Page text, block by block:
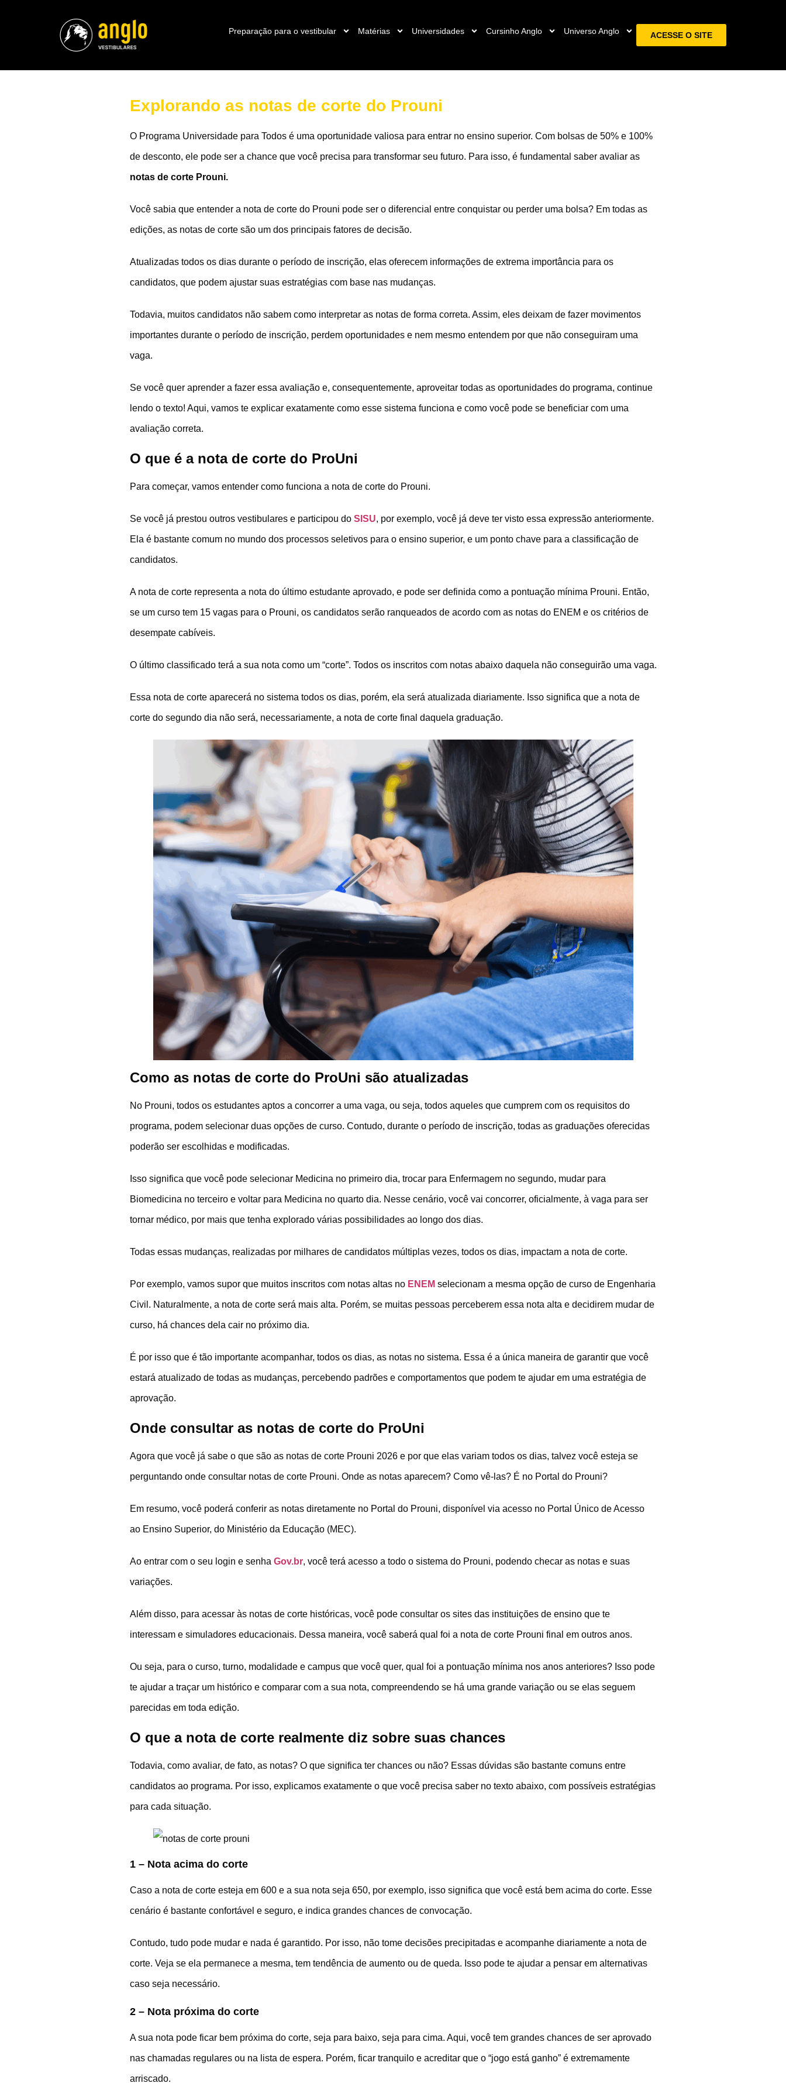
Preparação para o vestibular Matérias Universidades Cursinho Anglo Universo Anglo ACESSE O SITE
Explorando as notas de corte do Prouni
O Programa Universidade para Todos é uma oportunidade valiosa para entrar no ensino superior. Com bolsas de 50% e 100%
de desconto, ele pode ser a chance que você precisa para transformar seu futuro. Para isso, é fundamental saber avaliar as
notas de corte Prouni.
Você sabia que entender a nota de corte do Prouni pode ser o diferencial entre conquistar ou perder uma bolsa? Em todas as
edições, as notas de corte são um dos principais fatores de decisão.
Atualizadas todos os dias durante o período de inscrição, elas oferecem informações de extrema importância para os
candidatos, que podem ajustar suas estratégias com base nas mudanças.
Todavia, muitos candidatos não sabem como interpretar as notas de forma correta. Assim, eles deixam de fazer movimentos
importantes durante o período de inscrição, perdem oportunidades e nem mesmo entendem por que não conseguiram uma
vaga.
Se você quer aprender a fazer essa avaliação e, consequentemente, aproveitar todas as oportunidades do programa, continue
lendo o texto! Aqui, vamos te explicar exatamente como esse sistema funciona e como você pode se beneficiar com uma
avaliação correta.
O que é a nota de corte do ProUni
Para começar, vamos entender como funciona a nota de corte do Prouni.
Se você já prestou outros vestibulares e participou do SISU, por exemplo, você já deve ter visto essa expressão anteriormente.
Ela é bastante comum no mundo dos processos seletivos para o ensino superior, e um ponto chave para a classificação de
candidatos.
A nota de corte representa a nota do último estudante aprovado, e pode ser definida como a pontuação mínima Prouni. Então,
se um curso tem 15 vagas para o Prouni, os candidatos serão ranqueados de acordo com as notas do ENEM e os critérios de
desempate cabíveis.
O último classificado terá a sua nota como um “corte”. Todos os inscritos com notas abaixo daquela não conseguirão uma vaga.
Essa nota de corte aparecerá no sistema todos os dias, porém, ela será atualizada diariamente. Isso significa que a nota de
corte do segundo dia não será, necessariamente, a nota de corte final daquela graduação.
Como as notas de corte do ProUni são atualizadas
No Prouni, todos os estudantes aptos a concorrer a uma vaga, ou seja, todos aqueles que cumprem com os requisitos do
programa, podem selecionar duas opções de curso. Contudo, durante o período de inscrição, todas as graduações oferecidas
poderão ser escolhidas e modificadas.
Isso significa que você pode selecionar Medicina no primeiro dia, trocar para Enfermagem no segundo, mudar para
Biomedicina no terceiro e voltar para Medicina no quarto dia. Nesse cenário, você vai concorrer, oficialmente, à vaga para ser
tornar médico, por mais que tenha explorado várias possibilidades ao longo dos dias.
Todas essas mudanças, realizadas por milhares de candidatos múltiplas vezes, todos os dias, impactam a nota de corte.
Por exemplo, vamos supor que muitos inscritos com notas altas no ENEM selecionam a mesma opção de curso de Engenharia
Civil. Naturalmente, a nota de corte será mais alta. Porém, se muitas pessoas perceberem essa nota alta e decidirem mudar de
curso, há chances dela cair no próximo dia.
É por isso que é tão importante acompanhar, todos os dias, as notas no sistema. Essa é a única maneira de garantir que você
estará atualizado de todas as mudanças, percebendo padrões e comportamentos que podem te ajudar em uma estratégia de
aprovação.
Onde consultar as notas de corte do ProUni
Agora que você já sabe o que são as notas de corte Prouni 2026 e por que elas variam todos os dias, talvez você esteja se
perguntando onde consultar notas de corte Prouni. Onde as notas aparecem? Como vê-las? É no Portal do Prouni?
Em resumo, você poderá conferir as notas diretamente no Portal do Prouni, disponível via acesso no Portal Único de Acesso
ao Ensino Superior, do Ministério da Educação (MEC).
Ao entrar com o seu login e senha Gov.br, você terá acesso a todo o sistema do Prouni, podendo checar as notas e suas
variações.
Além disso, para acessar às notas de corte históricas, você pode consultar os sites das instituições de ensino que te
interessam e simuladores educacionais. Dessa maneira, você saberá qual foi a nota de corte Prouni final em outros anos.
Ou seja, para o curso, turno, modalidade e campus que você quer, qual foi a pontuação mínima nos anos anteriores? Isso pode
te ajudar a traçar um histórico e comparar com a sua nota, compreendendo se há uma grande variação ou se elas seguem
parecidas em toda edição.
O que a nota de corte realmente diz sobre suas chances
Todavia, como avaliar, de fato, as notas? O que significa ter chances ou não? Essas dúvidas são bastante comuns entre
candidatos ao programa. Por isso, explicamos exatamente o que você precisa saber no texto abaixo, com possíveis estratégias
para cada situação.
1 – Nota acima do corte
Caso a nota de corte esteja em 600 e a sua nota seja 650, por exemplo, isso significa que você está bem acima do corte. Esse
cenário é bastante confortável e seguro, e indica grandes chances de convocação.
Contudo, tudo pode mudar e nada é garantido. Por isso, não tome decisões precipitadas e acompanhe diariamente a nota de
corte. Veja se ela permanece a mesma, tem tendência de aumento ou de queda. Isso pode te ajudar a pensar em alternativas
caso seja necessário.
2 – Nota próxima do corte
A sua nota pode ficar bem próxima do corte, seja para baixo, seja para cima. Aqui, você tem grandes chances de ser aprovado
nas chamadas regulares ou na lista de espera. Porém, ficar tranquilo e acreditar que o “jogo está ganho” é extremamente
arriscado.